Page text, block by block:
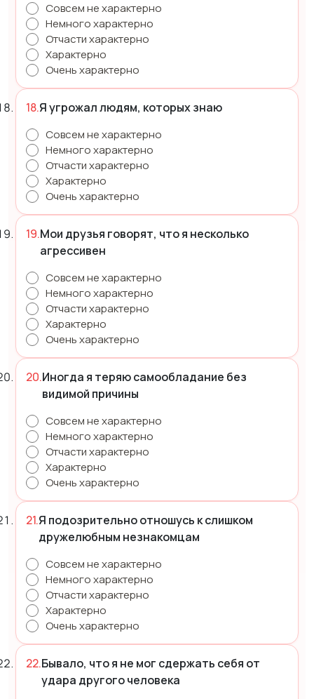
Совсем не характерно
Немного характерно
Отчасти характерно
Характерно
Очень характерно
Я угрожал людям, которых знаю
Совсем не характерно
Немного характерно
Отчасти характерно
Характерно
Очень характерно
Мои друзья говорят, что я несколько
агрессивен
Совсем не характерно
Немного характерно
Отчасти характерно
Характерно
Очень характерно
Иногда я теряю самообладание без
видимой причины
Совсем не характерно
Немного характерно
Отчасти характерно
Характерно
Очень характерно
Я подозрительно отношусь к слишком
дружелюбным незнакомцам
Совсем не характерно
Немного характерно
Отчасти характерно
Характерно
Очень характерно
Бывало, что я не мог сдержать себя от
удара другого человека